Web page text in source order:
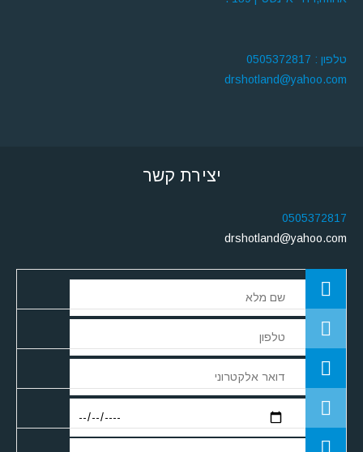
טלפון : 0505372817
drshotland@yahoo.com
יצירת קשר
0505372817
drshotland@yahoo.com